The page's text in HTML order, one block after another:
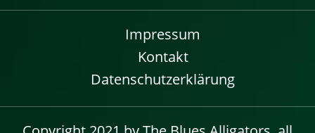
Impressum
Kontakt
Datenschutzerklärung